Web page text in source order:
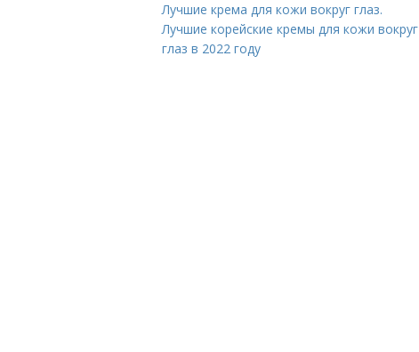
Лучшие крема для кожи вокруг глаз.
Лучшие корейские кремы для кожи вокруг
глаз в 2022 году